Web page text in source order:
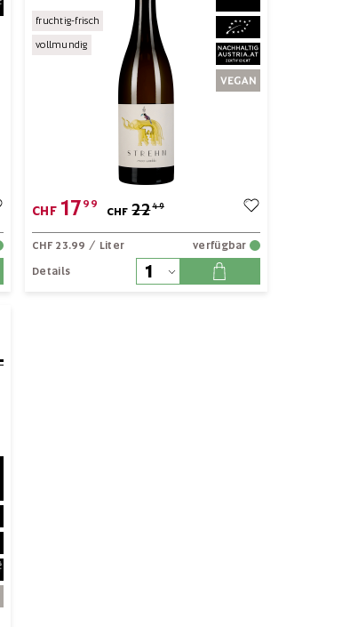
fruchtig-frisch
vollmundig
CHF 1799
CHF 2249
CHF 23.99 / Liter
verfügbar
Details